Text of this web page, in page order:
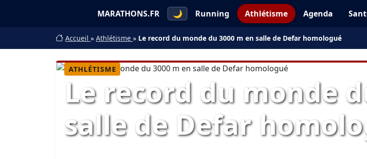
MARATHONS.FR 🌙 Running Athlétisme Agenda
Accueil » Athlétisme » Le record du monde du 3000 m en salle de Defar homologué
ATHLÉTISME
Le record du monde
salle de Defar